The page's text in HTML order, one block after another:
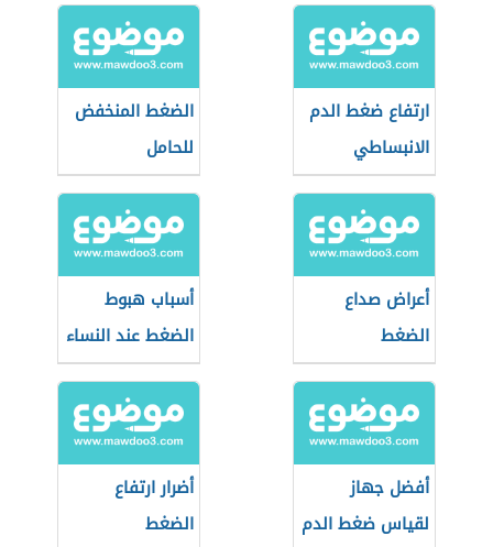
ارتفاع ضغط الدم
الانبساطي
الضغط المنخفض
للحامل
أعراض صداع
الضغط
أسباب هبوط
الضغط عند النساء
أفضل جهاز
لقياس ضغط الدم
أضرار ارتفاع
الضغط